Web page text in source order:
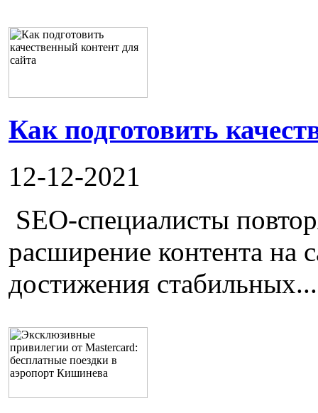
Как подготовить
12-12-2021
SEO-специалисты
расширение контента на
достижения стабильных...